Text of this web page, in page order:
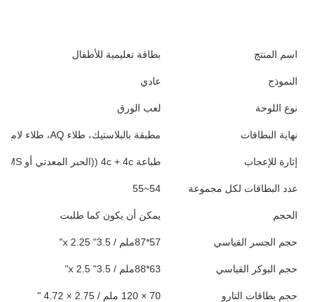
اسم المنتج بطاقة تعليمية للأطفال
النموذج عادي
نوع اللوحة لعب الورق
نهاية البطاقات مطبقة بالبلاستيك، طلاء AQ، طلاء لامع/مت، انتهيات الكتان، طابع ورق، حواف متزلجة
إثارة للإعجاب طباعة 4c + 4c ((الحبر المعدني أو PMS متوفر أيضًا)
عدد البطاقات لكل مجموعة 54~55
الحجم يمكن أن يكون كما طلبت
حجم الجسر القياسي 57*87ملم / 3.5" x 2.25"
حجم البوكر القياسي 63*88ملم / 3.5" x 2.5"
حجم بطاقات التارو 70 × 120 ملم / 2.75 × 4.72 "